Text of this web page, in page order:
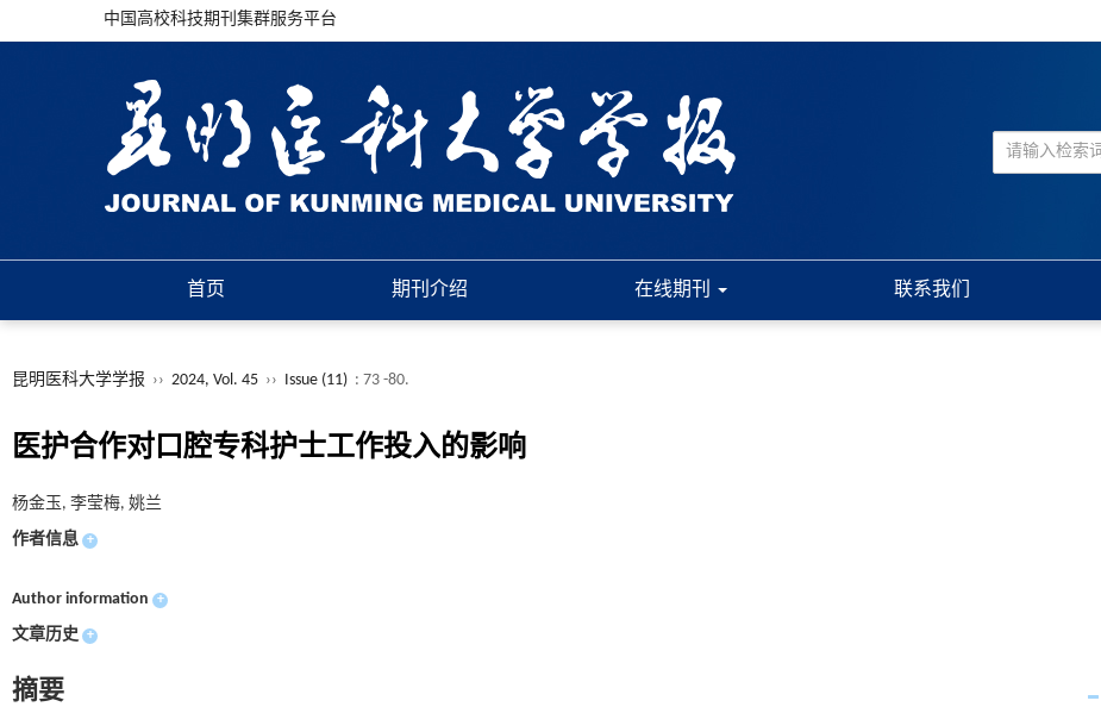
中国高校科技期刊集群服务平台
首页 期刊介绍 在线期刊 联系我们
昆明医科大学学报 ›› 2024, Vol. 45 ›› Issue (11) : 73 -80.
医护合作对口腔专科护士工作投入的影响
杨金玉, 李莹梅, 姚兰
作者信息 +
Author information +
文章历史 +
摘要